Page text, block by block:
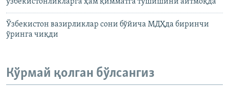
Ўзбекистон вазирликлар сони бўйича МДҲда биринчи
ўринга чиқди
Кўрмай қолган бўлсангиз